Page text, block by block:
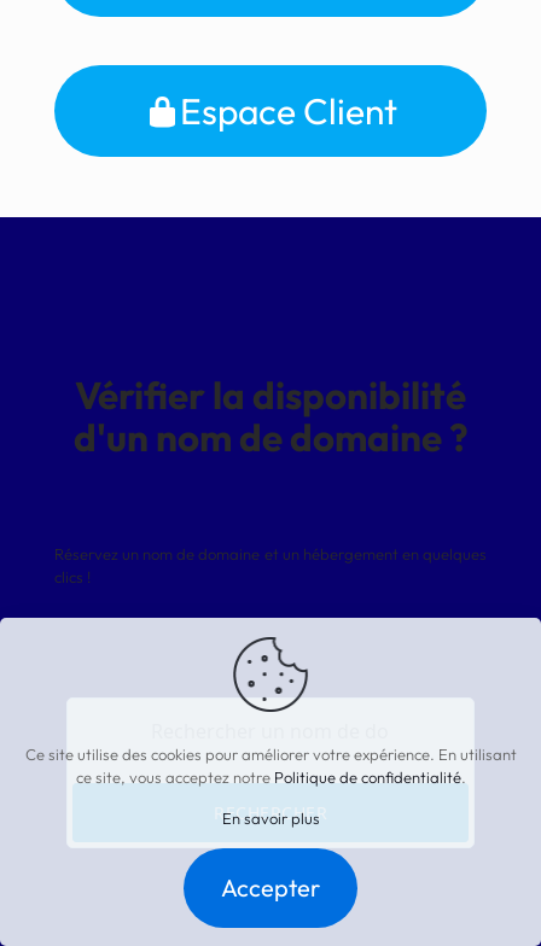
Espace Client
Vérifier la disponibilité
d'un nom de domaine ?
Réservez un nom de domaine et un hébergement en quelques
clics !
RECHERCHER
Ce site utilise des cookies pour améliorer votre expérience. En utilisant
ce site, vous acceptez notre Politique de confidentialité.
En savoir plus
Accepter